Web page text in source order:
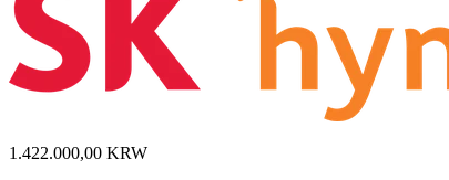
1.422.000,00 KRW